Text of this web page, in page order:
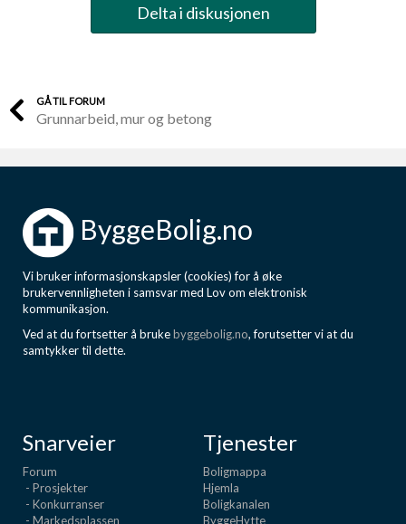
Delta i diskusjonen
GÅ TIL FORUM
Grunnarbeid, mur og betong
ByggeBolig.no
Vi bruker informasjonskapsler (cookies) for å øke
brukervennligheten i samsvar med Lov om elektronisk
kommunikasjon.
Ved at du fortsetter å brukebyggebolig.no, forutsetter vi at du
samtykker til dette.
Snarveier
Forum
- Prosjekter
- Konkurranser
- Markedsplassen
Tjenester
Boligmappa
Hjemla
Boligkanalen
ByggeHytte